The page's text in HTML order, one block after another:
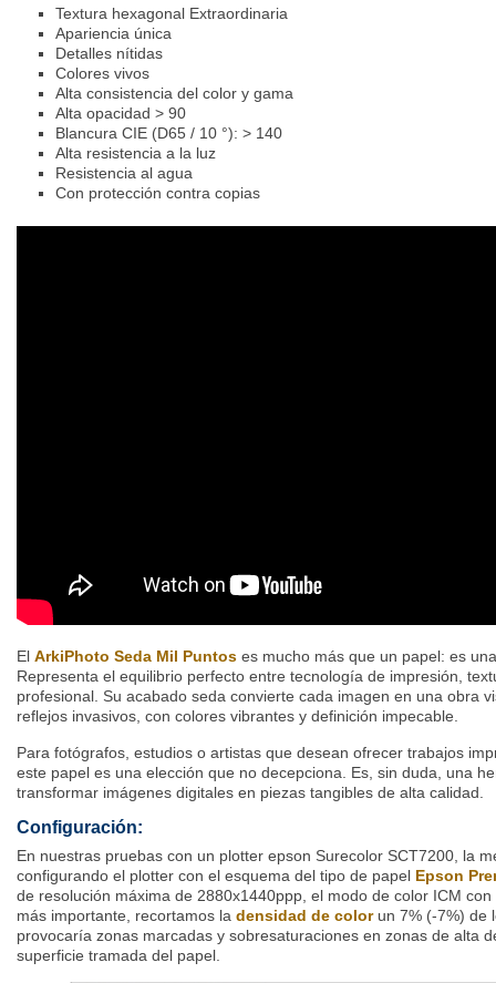
Textura hexagonal Extraordinaria
Apariencia única
Detalles nítidas
Colores vivos
Alta consistencia del color y gama
Alta opacidad > 90
Blancura CIE (D65 / 10 °): > 140
Alta resistencia a la luz
Resistencia al agua
Con protección contra copias
El ArkiPhoto Seda Mil Puntos es mucho más que un papel: es
Representa el equilibrio perfecto entre tecnología de impresión,
profesional. Su acabado seda convierte cada imagen en una obra
reflejos invasivos, con colores vibrantes y definición impecable.
Para fotógrafos, estudios o artistas que desean ofrecer trabajos
este papel es una elección que no decepciona. Es, sin duda, una
transformar imágenes digitales en piezas tangibles de alta calidad.
Configuración:
En nuestras pruebas con un plotter epson Surecolor SCT7200, la
configurando el plotter con el esquema del tipo de papel Epson
de resolución máxima de 2880x1440ppp, el modo de color ICM
más importante, recortamos la densidad de colorun 7% (-7%) de
provocaría zonas marcadas y sobresaturaciones en zonas de alta
superficie tramada del papel.